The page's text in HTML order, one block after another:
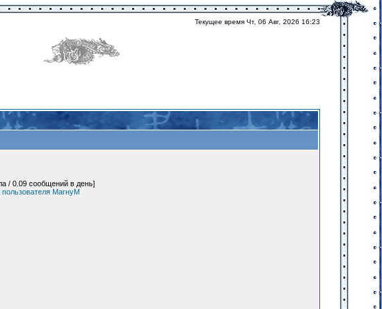
Текущее время Чт, 06 Авг, 2026 16:23
/ 0.09 сообщений в день]
МагнуМ